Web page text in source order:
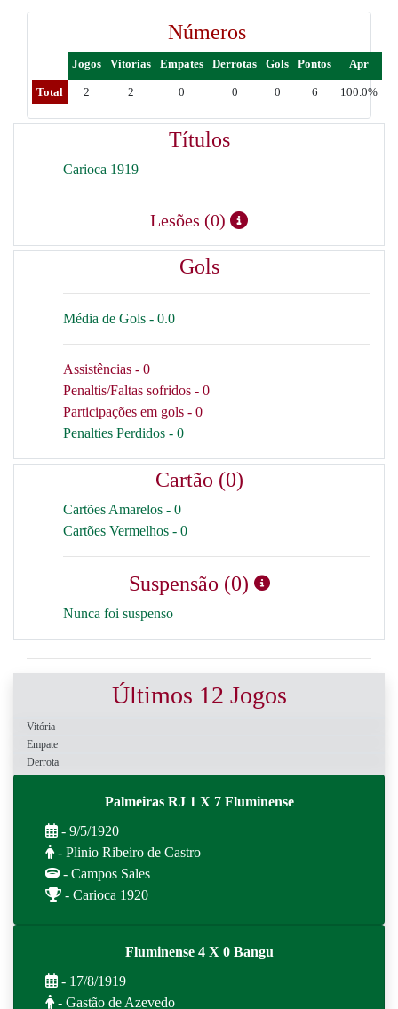
Números
Jogos Vitorias Empates Derrotas Gols Pontos Apr
Total 2 2 0 0 0 6 100.0%
Títulos
Carioca 1919
Lesões (0)
Gols
Média de Gols - 0.0
Assistências - 0
Penaltis/Faltas sofridos - 0
Participações em gols - 0
Penalties Perdidos - 0
Cartão (0)
Cartões Amarelos - 0
Cartões Vermelhos - 0
Suspensão (0)
Nunca foi suspenso
Últimos 12 Jogos
Vitória
Empate
Derrota
Palmeiras RJ 1 X 7 Fluminense
- 9/5/1920
- Plinio Ribeiro de Castro
- Campos Sales
- Carioca 1920
Fluminense 4 X 0 Bangu
- 17/8/1919
- Gastão de Azevedo